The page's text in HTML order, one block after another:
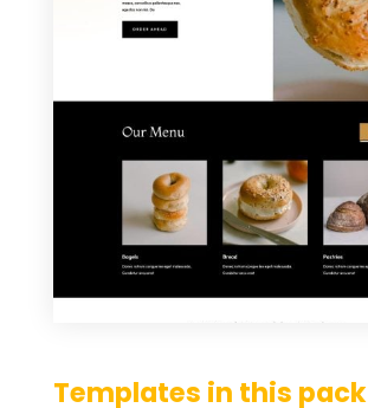
Templates in this pack